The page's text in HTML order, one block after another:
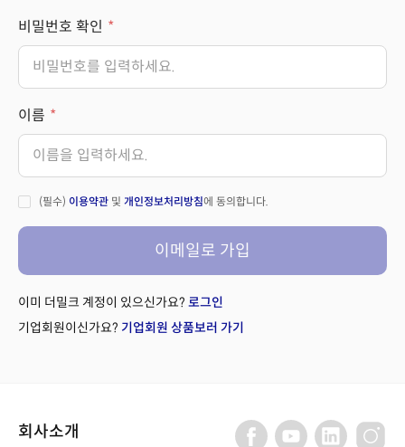
비밀번호 확인
이름
(필수) 이용약관 및 개인정보처리방침에 동의합니다.
이메일로 가입
이미 더밀크 계정이 있으신가요? 로그인
기업회원이신가요? 기업회원 상품보러 가기
회사소개